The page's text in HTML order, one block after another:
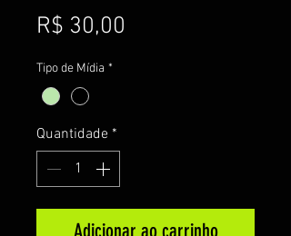
R$ 30,00
Tipo de Mídia *
Quantidade *
Adicionar ao carrinho